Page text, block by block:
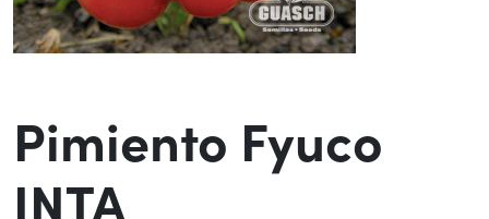
Pimiento Fyuco
INTA